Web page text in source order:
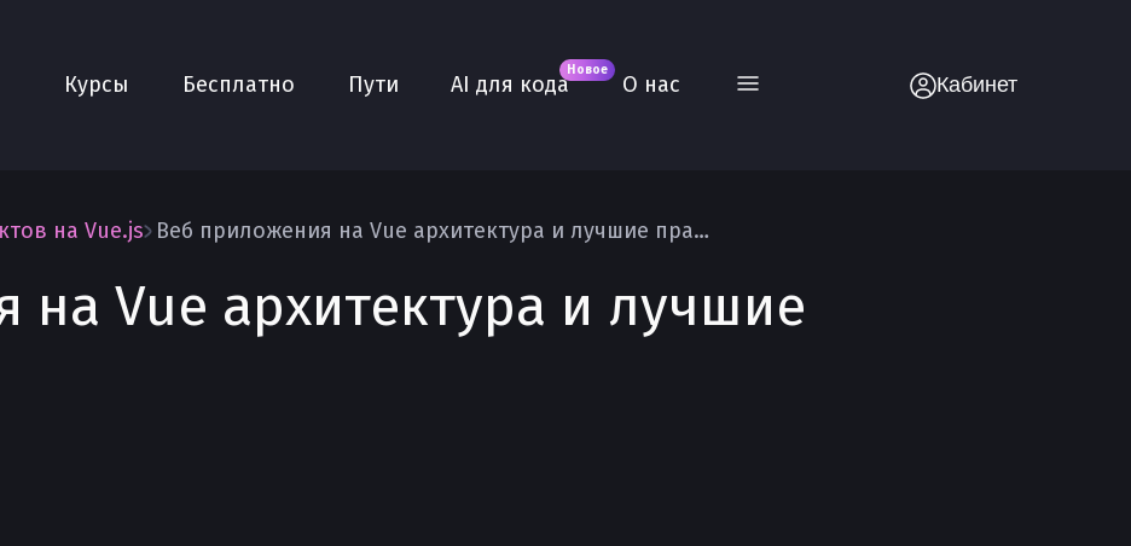
Курсы Бесплатно Пути AI для кода
Новое
О нас Кабинет
О нас
Проекты
на Vue.js Веб приложения на Vue архитектура и лучшие практики
Vue архитектура и лучшие